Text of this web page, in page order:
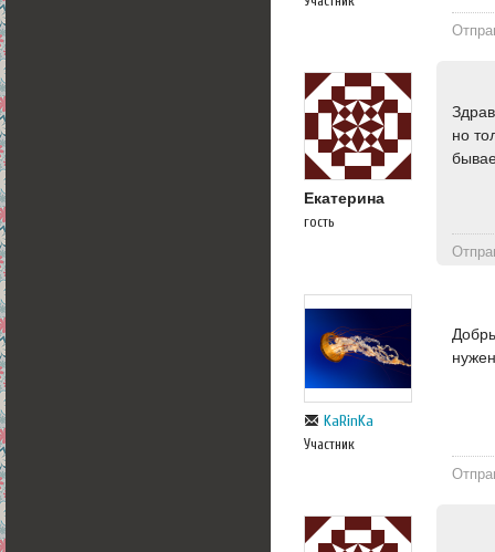
Екатерина
гость
но
KaRinKa
Участник